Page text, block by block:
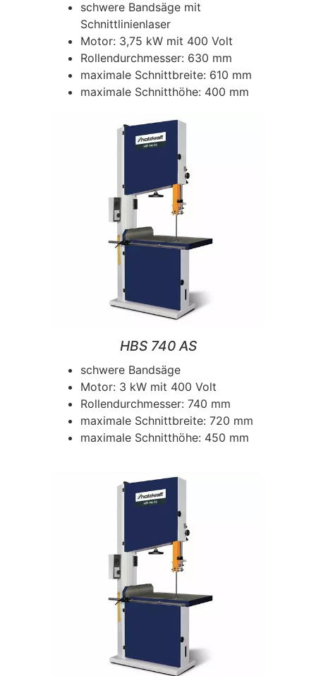
schwere Bandsäge mit
Schnittlinienlaser
Motor: 3,75 kW mit 400 Volt
Rollendurchmesser: 630 mm
maximale Schnittbreite: 610 mm
maximale Schnitthöhe: 400 mm
HBS 740 AS
schwere Bandsäge
Motor: 3 kW mit 400 Volt
Rollendurchmesser: 740 mm
maximale Schnittbreite: 720 mm
maximale Schnitthöhe: 450 mm